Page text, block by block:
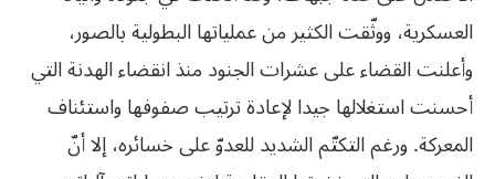
العسكرية، ووثّقت الكثير من عملياتها البطولية بالصور،
وأعلنت القضاء على عشرات الجنود منذ انقضاء الهدنة التي
أحسنت استغلالها جيدا لإعادة ترتيب صفوفها واستئناف
المعركة. ورغم التكتّم الشديد للعدوّ على خسائره، إلا أنّ